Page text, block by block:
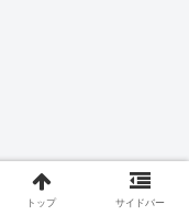
トップ サイドバー